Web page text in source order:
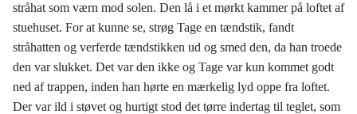
stråhat som værn mod solen. Den lå i et mørkt kammer på loftet af
stuehuset. For at kunne se, strøg Tage en tændstik, fandt
stråhatten og verferde tændstikken ud og smed den, da han troede
den var slukket. Det var den ikke og Tage var kun kommet godt
ned af trappen, inden han hørte en mærkelig lyd oppe fra loftet.
Der var ild i støvet og hurtigt stod det tørre indertag til teglet, som